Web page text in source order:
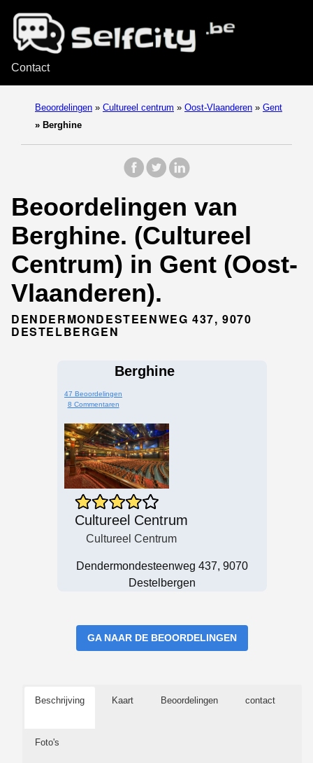
Contact
Beoordelingen » Cultureel centrum » Oost-Vlaanderen » Gent
» Berghine
Beoordelingen van
Berghine. (Cultureel
Centrum) in Gent (Oost-
Vlaanderen).
DENDERMONDESTEENWEG 437, 9070
DESTELBERGEN
Berghine
47 Beoordelingen
8 Commentaren
Cultureel Centrum
Cultureel Centrum
Dendermondesteenweg 437, 9070
Destelbergen
GA NAAR DE BEOORDELINGEN
Beschrijving Kaart Beoordelingen contact
Foto's